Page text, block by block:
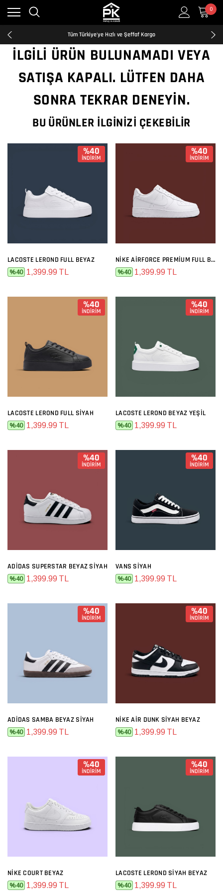
0
Kredi Kartına Taksit İmkanı
2500₺ ve Üzeri Ücretsiz Kargo
Tüm Türkiye'ye Hızlı ve Şeffaf Kargo
Kredi Kartına Taksit İmkanı
2500₺ ve Üzeri Ücretsiz Kargo
Kredi Kartına Taksit İmkanı
İLGILI ÜRÜN BULUNAMADI VEYA
SATIŞA KAPALI. LÜTFEN DAHA
SONRA TEKRAR DENEYIN.
BU ÜRÜNLER İLGINIZI ÇEKEBILIR
%40
İNDİRİM
LACOSTE LEROND FULL BEYAZ
%40 1,399.99 TL
%40
İNDİRİM
NIKE AIRFORCE PREMIUM FULL BEYAZ
%40 1,399.99 TL
%40
İNDİRİM
LACOSTE LEROND FULL SIYAH
%40 1,399.99 TL
%40
İNDİRİM
LACOSTE LEROND BEYAZ YEŞIL
%40 1,399.99 TL
%40
İNDİRİM
ADIDAS SUPERSTAR BEYAZ SIYAH
%40 1,399.99 TL
%40
İNDİRİM
VANS SIYAH
%40 1,399.99 TL
%40
İNDİRİM
ADIDAS SAMBA BEYAZ SIYAH
%40 1,399.99 TL
%40
İNDİRİM
NIKE AIR DUNK SIYAH BEYAZ
%40 1,399.99 TL
%40
İNDİRİM
NIKE COURT BEYAZ
%40 1,399.99 TL
%40
İNDİRİM
LACOSTE LEROND SIYAH BEYAZ
%40 1,399.99 TL